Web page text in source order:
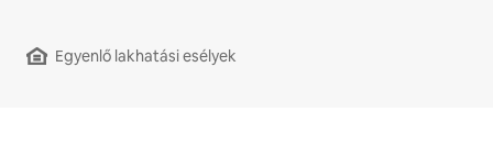
Egyenlő lakhatási esélyek